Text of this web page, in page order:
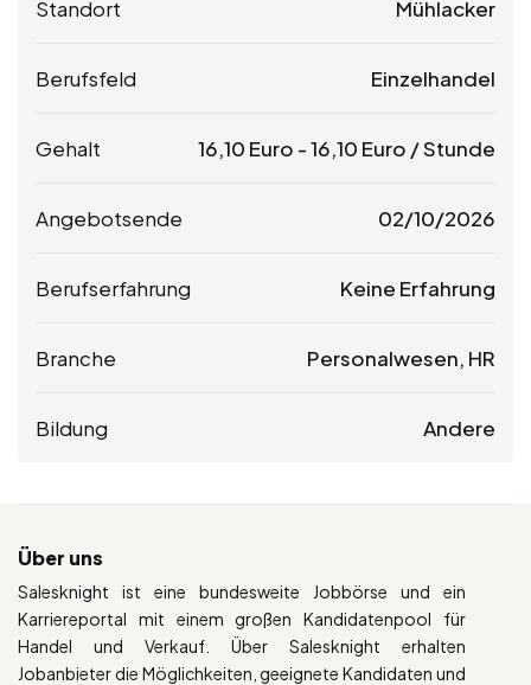
Standort Mühlacker
Berufsfeld Einzelhandel
Gehalt 16,10 Euro -16,10 Euro / Stunde
Angebotsende 02/10/2026
Berufserfahrung Keine Erfahrung
Branche Personalwesen, HR
Bildung Andere
Über uns
Salesknight ist eine bundesweite Jobbörse und ein
Karriereportal mit einem großen Kandidatenpool für
Handel und Verkauf. Über Salesknight erhalten
Jobanbieter die Möglichkeiten, geeignete Kandidaten und